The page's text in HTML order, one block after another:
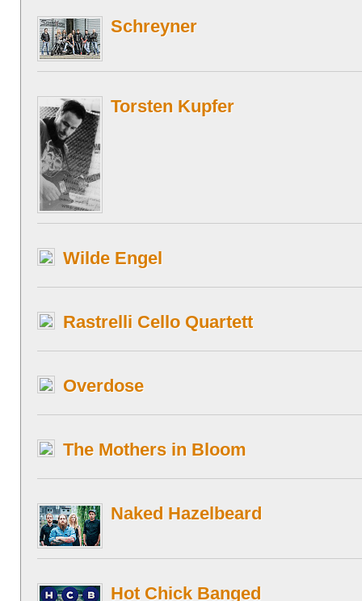
Schreyner
Torsten Kupfer
Wilde Engel
Rastrelli Cello Quartett
Overdose
The Mothers in Bloom
Naked Hazelbeard
Hot Chick Banged